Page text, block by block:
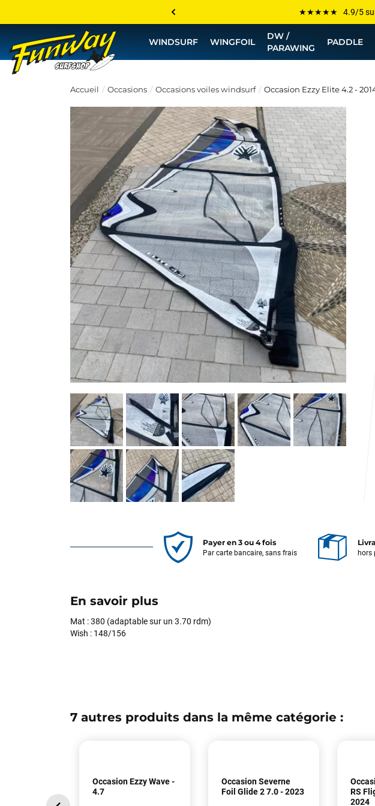
Les plus grandes
Jusqu’à -75% de
💰 Meilleur prix
WINDSURF WINGFOIL
DW /
PARAWING
PADDLE
Accueil Occasions Occasions voiles windsurf Occasion Ezzy Elite 4.2 -
Payer en 3 ou 4 fois
Par carte bancaire, sans frais hors
En savoir plus
Mat : 380 (adaptable sur un 3.70 rdm)
Wish : 148/156
7 autres produits dans la même catégorie :
Occasion Ezzy Wave -
4.7
Occasion Severne
Foil Glide 2 7.0 - 2023
RS
2024
validée, le magasin m’a
caractéristiques des
et m’a même offert du